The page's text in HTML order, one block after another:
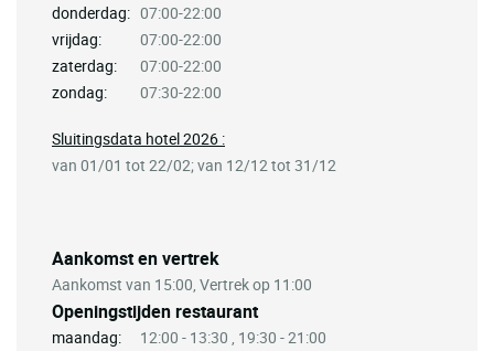
donderdag: 07:00-22:00
vrijdag:
07:00-22:00
zaterdag:
07:00-22:00
zondag:
07:30-22:00
Aankomst en vertrek
Aankomst van 15:00, Vertrek op 11:00
Openingstijden restaurant
maandag:
12:00 - 13:30 , 19:30 - 21:00
Sluitingsdata hotel 2026 :
van 01/01 tot 22/02; van 12/12 tot 31/12